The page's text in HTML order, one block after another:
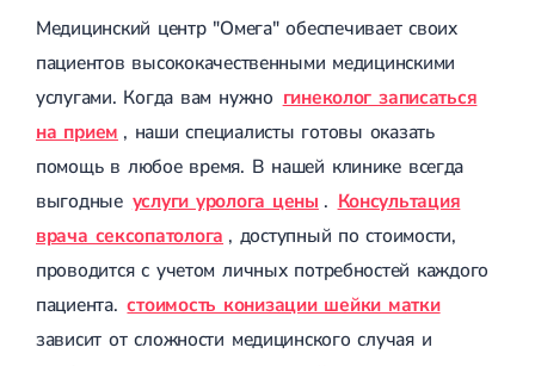
Медицинский центр "Омега" обеспечивает своих
пациентов высококачественными медицинскими
услугами. Когда вам нужно гинеколог записаться
на прием , наши специалисты готовы оказать
помощь в любое время. В нашей клинике всегда
выгодные услуги уролога цены . Консультация
врача сексопатолога , доступный по стоимости,
проводится с учетом личных потребностей каждого
пациента. стоимость конизации шейки матки
зависит от сложности медицинского случая и